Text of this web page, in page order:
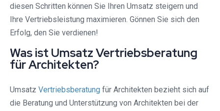
diesen Schritten können Sie Ihren Umsatz steigern und
Ihre Vertriebsleistung maximieren. Gönnen Sie sich den
Erfolg, den Sie verdienen!
Was ist Umsatz Vertriebsberatung
für Architekten?
Umsatz Vertriebsberatung für Architekten bezieht sich auf
die Beratung und Unterstützung von Architekten bei der